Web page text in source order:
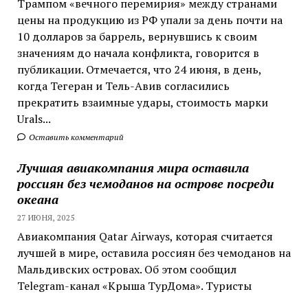
Трампом «вечного перемирия» между странами
цены на продукцию из РФ упали за день почти на
10 долларов за баррель, вернувшись к своим
значениям до начала конфликта, говорится в
публикации. Отмечается, что 24 июня, в день,
когда Тегеран и Тель-Авив согласились
прекратить взаимные удары, стоимость марки
Urals...
Оставить комментарий
Лучшая авиакомпания мира оставила
россиян без чемоданов на острове посреди
океана
27 ИЮНЯ, 2025
Авиакомпания Qatar Airways, которая считается
лучшей в мире, оставила россиян без чемоданов на
Мальдивских островах. Об этом сообщил
Telegram-канал «Крыша ТурДома». Туристы